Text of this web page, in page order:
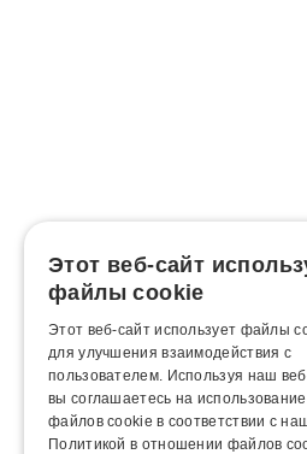
Этот веб-сайт
файлы cookie
Этот веб-сайт использует файлы
для улучшения взаимодействия с
пользователем. Используя наш
вы соглашаетесь на
файлов cookie в соответствии с
Политикой в ​​отношении файлов